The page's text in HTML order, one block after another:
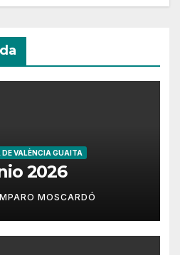
DE VALÈNCIA GUAITA
2026
MOSCARDÓ